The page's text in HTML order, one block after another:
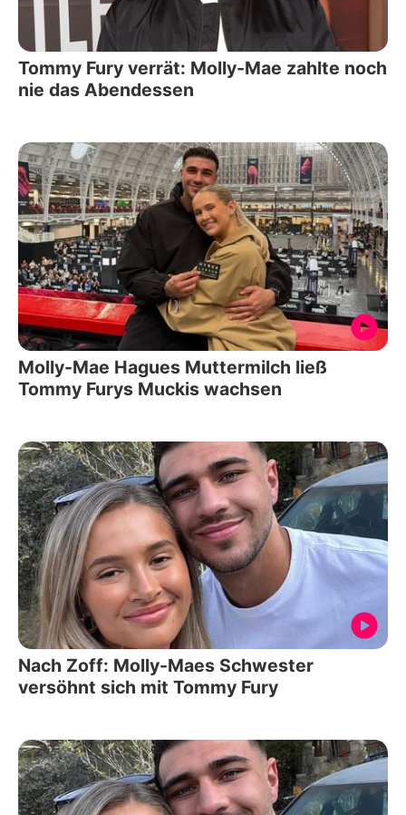
Tommy Fury verrät: Molly-Mae zahlte noch
nie das Abendessen
Molly-Mae Hagues Muttermilch ließ
Tommy Furys Muckis wachsen
Nach Zoff: Molly-Maes Schwester
versöhnt sich mit Tommy Fury